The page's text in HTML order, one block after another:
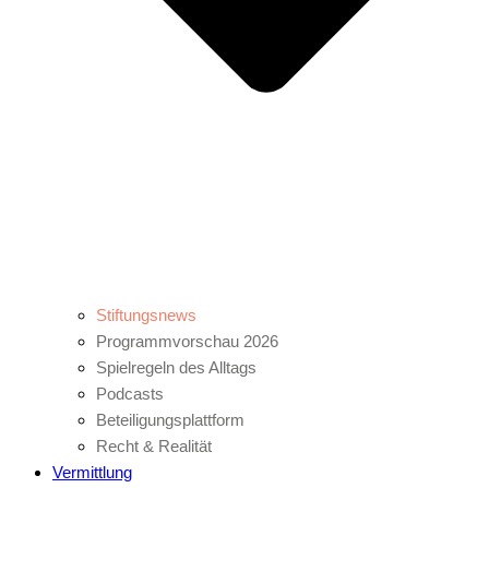
Stiftungsnews
Programmvorschau 2026
Spielregeln des Alltags
Podcasts
Beteiligungsplattform
Recht & Realität
Vermittlung